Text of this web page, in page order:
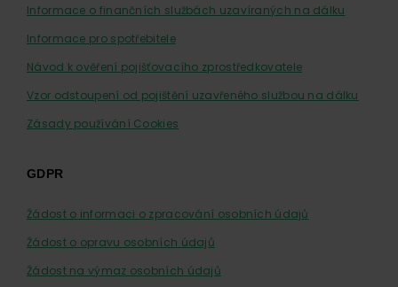
Informace o finančních službách uzavíraných na dálku
Informace pro spotřebitele
Návod k ověření pojišťovacího zprostředkovatele
Vzor odstoupení od pojištění uzavřeného službou na dálku
Zásady používání Cookies
GDPR
Žádost o informaci o zpracování osobních údajů
Žádost o opravu osobních údajů
Žádost na výmaz osobních údajů